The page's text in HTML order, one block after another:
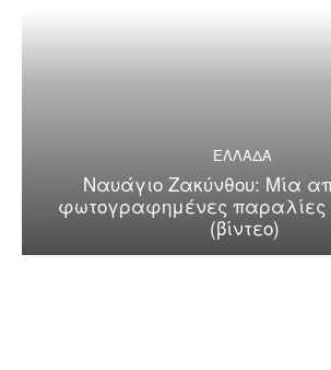
ΕΛΛΑΔΑ
Ναυάγιο Ζακύνθου: Μία
φωτογραφημένες παραλίες
(βίντεο)